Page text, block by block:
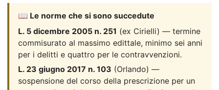
📖 Le norme che si sono succedute
L. 5 dicembre 2005 n. 251 (ex Cirielli) — termine
commisurato al massimo edittale, minimo sei anni
per i delitti e quattro per le contravvenzioni.
L. 23 giugno 2017 n. 103 (Orlando) —
sospensione del corso della prescrizione per un